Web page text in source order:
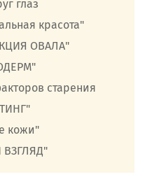
глаз
красота"
ОВАЛА"
старения
кожи"